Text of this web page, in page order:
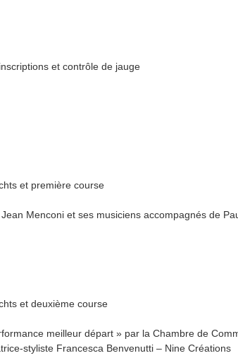
et contrôle de jauge
et première course
Menconi et ses musiciens accompagnés de
et deuxième course
meilleur départ » par la Chambre de
styliste Francesca Benvenutti – Nine Créations